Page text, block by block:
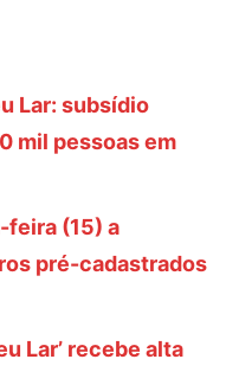
Lar: subsídio
mil pessoas em
feira (15) a
pré-cadastrados
Lar’ recebe alta